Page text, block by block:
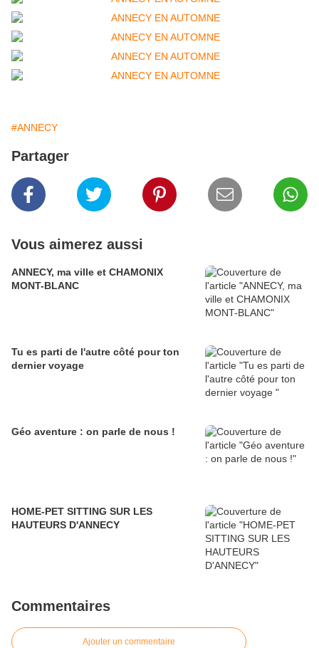
#ANNECY
Partager
Vous aimerez aussi
ANNECY, ma ville et CHAMONIX
MONT-BLANC
Tu es parti de l'autre côté pour ton
dernier voyage
Géo aventure : on parle de nous !
HOME-PET SITTING SUR LES
HAUTEURS D'ANNECY
Commentaires
Ajouter un commentaire